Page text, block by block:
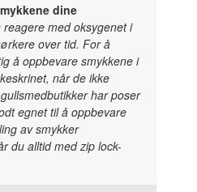
dine
med oksygenet i
over tid. For å
å oppbevare smykkene i
når de ikke
har poser
egnet til å oppbevare
av smykker
du alltid med zip lock-